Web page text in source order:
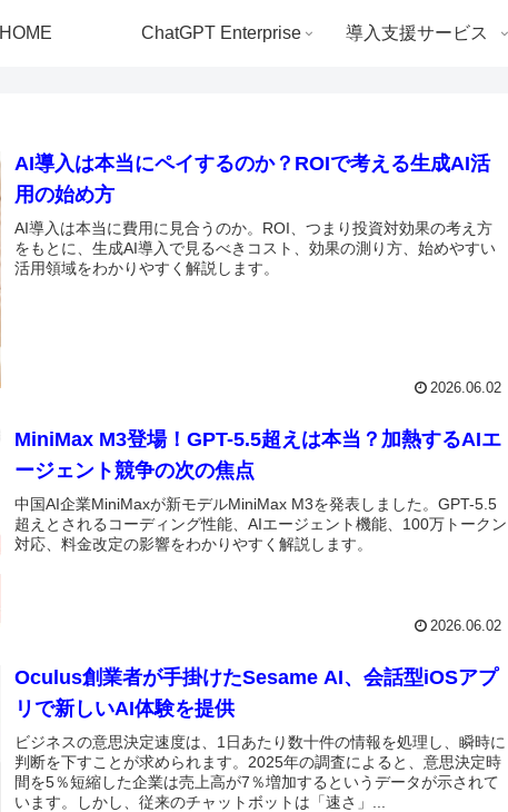
HOME ChatGPT Enterprise 導入支援サービス
AI導入は本当にペイするのか？ROIで考える生成AI活
用の始め方
AI導入は本当に費用に見合うのか。ROI、つまり投資対効果の考え方
をもとに、生成AI導入で見るべきコスト、効果の測り方、始めやすい
活用領域をわかりやすく解説します。
2026.06.02
MiniMax M3登場！GPT-5.5超えは本当？加熱するAIエ
ージェント競争の次の焦点
中国AI企業MiniMaxが新モデルMiniMax M3を発表しました。GPT-5.5
超えとされるコーディング性能、AIエージェント機能、100万トークン
対応、料金改定の影響をわかりやすく解説します。
2026.06.02
Oculus創業者が手掛けたSesame AI、会話型iOSアプ
リで新しいAI体験を提供
ビジネスの意思決定速度は、1日あたり数十件の情報を処理し、瞬時に
判断を下すことが求められます。2025年の調査によると、意思決定時
間を5％短縮した企業は売上高が7％増加するというデータが示されて
います。しかし、従来のチャットボットは「速さ」...